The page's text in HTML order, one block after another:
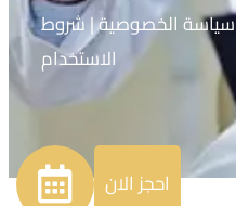
سياسة الخصوصية|شروط
الاستخدام
احجز الان